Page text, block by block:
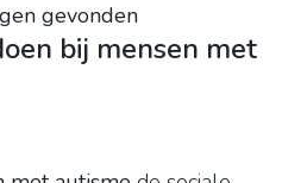
gevonden
bij mensen met